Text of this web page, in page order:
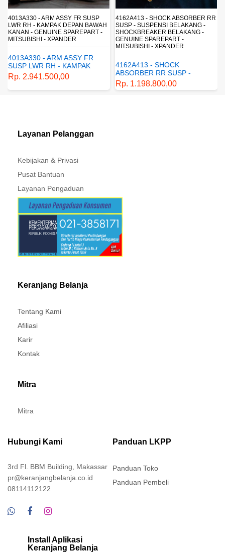
4013A330 - ARM ASSY FR SUSP
LWR RH - KAMPAK DEPAN BAWAH
KANAN - GENUINE SPAREPART -
MITSUBISHI - XPANDER
4013A330 - ARM ASSY FR
SUSP LWR RH - KAMPAK
DEPAN BAWAH KANAN -
GENUINE SPAREPART -
MITSUBISHI - XPANDER
Rp. 2.941.500,00
4162A413 - SHOCK ABSORBER RR
SUSP - SUSPENSI BELAKANG -
SHOCKBREAKER BELAKANG -
GENUINE SPAREPART -
MITSUBISHI - XPANDER
4162A413 - SHOCK
ABSORBER RR SUSP -
SUSPENSI BELAKANG -
SHOCKBREAKER BELAKANG
Rp. 1.198.800,00
Layanan Pelanggan
Kebijakan & Privasi
Pusat Bantuan
Layanan Pengaduan
Keranjang Belanja
Tentang Kami
Afiliasi
Karir
Kontak
Mitra
Mitra
Hubungi Kami
3rd Fl. BBM Building, Makassar
pr@keranjangbelanja.co.id
08114112122
Panduan LKPP
Panduan Toko
Panduan Pembeli
Install Aplikasi
Keranjang Belanja